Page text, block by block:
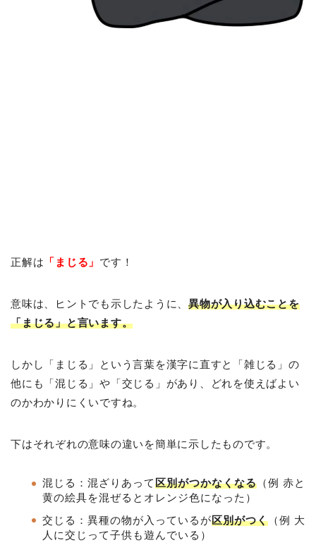
正解は 「まじる」 です！
意味は、ヒントでも示したように、異物が入り込むことを
「まじる」と言います。
しかし「まじる」という言葉を漢字に直すと「雑じる」の
他にも「混じる」や「交じる」があり、どれを使えばよい
のかわかりにくいですね。
下はそれぞれの意味の違いを簡単に示したものです。
混じる：混ざりあって区別がつかなくなる （例 赤と
黄の絵具を混ぜるとオレンジ色になった）
交じる：異種の物が入っているが区別がつく （例 大
人に交じって子供も遊んでいる）